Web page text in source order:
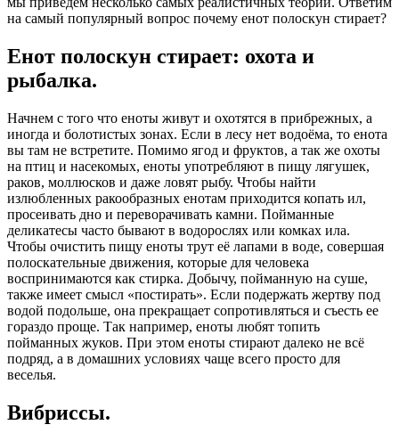
на самый популярный вопрос почему енот полоскун стирает?
Енот полоскун стирает: охота и
рыбалка.
Начнем с того что еноты живут и охотятся в прибрежных, а
иногда и болотистых зонах. Если в лесу нет водоёма, то енота
вы там не встретите. Помимо ягод и фруктов, а так же охоты
на птиц и насекомых, еноты употребляют в пищу лягушек,
раков, моллюсков и даже ловят рыбу. Чтобы найти
излюбленных ракообразных енотам приходится копать ил,
просеивать дно и переворачивать камни. Пойманные
деликатесы часто бывают в водорослях или комках ила.
Чтобы очистить пищу еноты трут её лапами в воде, совершая
полоскательные движения, которые для человека
воспринимаются как стирка. Добычу, пойманную на суше,
также имеет смысл «постирать». Если подержать жертву под
водой подольше, она прекращает сопротивляться и съесть ее
гораздо проще. Так например, еноты любят топить
пойманных жуков. При этом еноты стирают далеко не всё
подряд, а в домашних условиях чаще всего просто для
веселья.
Вибриссы.